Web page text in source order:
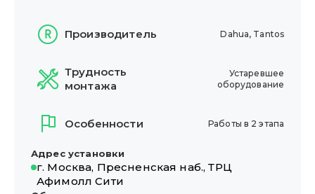
Производитель Dahua, Tantos
Трудность
монтажа
Устаревшее
оборудование
Особенности Работы в 2 этапа
Адрес установки
г. Москва, Пресненская наб., ТРЦ
Афимолл Сити